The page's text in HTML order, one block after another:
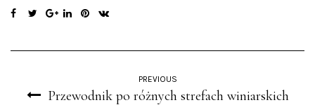
PREVIOUS
Przewodnik po różnych strefach winiarskich